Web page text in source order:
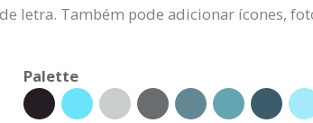
letra. Também pode adicionar ícones,
Palette